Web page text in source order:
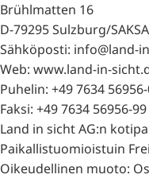
Brühlmatten 16
D-79295 Sulzburg/SAKSA
Sähköposti: info@land-
Web: www.land-in-
Puhelin: +49 7634
Faksi: +49 7634 56956-99
Land in sicht AG:n
Paikallistuomioistuin
Oikeudellinen muoto: